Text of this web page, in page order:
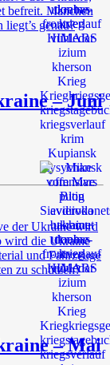
befreit. Manchen
genau?
– Juni
der Ukraine wird
wird die Ukraine
und Fahrzeuge
zu schützen?
– Mai